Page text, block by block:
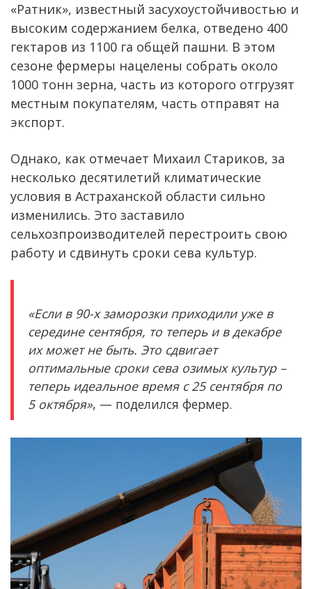
«Ратник», известный засухоустойчивостью и
высоким содержанием белка, отведено 400
гектаров из 1100 га общей пашни. В этом
сезоне фермеры нацелены собрать около
1000 тонн зерна, часть из которого отгрузят
местным покупателям, часть отправят на
экспорт.
Однако, как отмечает Михаил Стариков, за
несколько десятилетий климатические
условия в Астраханской области сильно
изменились. Это заставило
сельхозпроизводителей перестроить свою
работу и сдвинуть сроки сева культур.
«Если в 90-х заморозки приходили уже в
середине сентября, то теперь и в декабре
их может не быть. Это сдвигает
оптимальные сроки сева озимых культур –
теперь идеальное время с 25 сентября по
5 октября», — поделился фермер.